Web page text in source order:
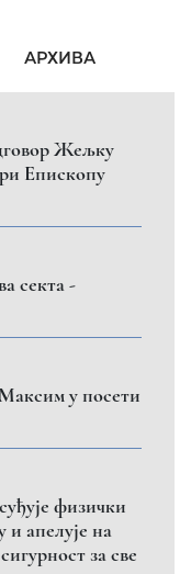
апелује на
за све
о манастиру